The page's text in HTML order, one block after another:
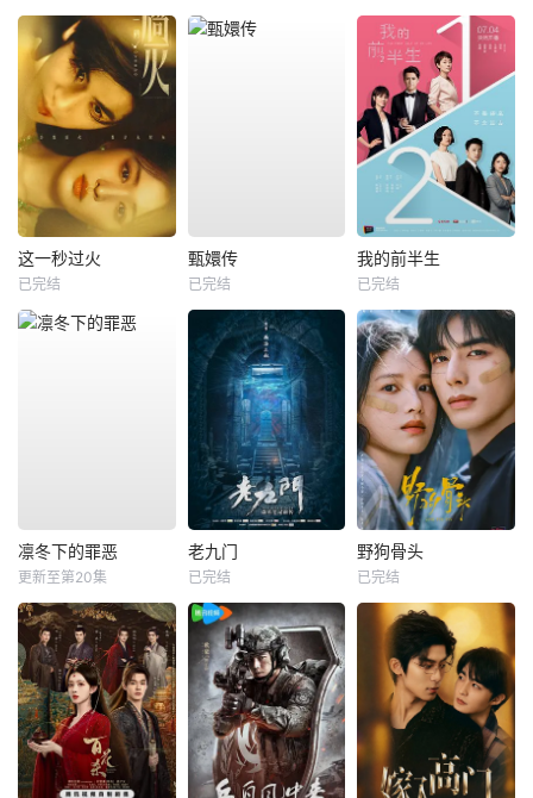
这一秒过火
已完结
甄嬛传
已完结
我的前半生
已完结
凛冬下的罪恶
更新至第20集
老九门
已完结
野狗骨头
已完结